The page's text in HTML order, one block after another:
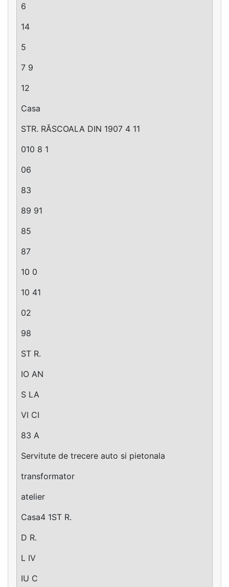
6
14
5
7 9
12
Casa
STR. RĂSCOALA DIN 1907 4 11
010 8 1
06
83
89 91
85
87
10 0
10 41
02
98
ST R.
IO AN
S LA
VI CI
83 A
Servitute de trecere auto si pietonala
transformator
atelier
Casa4 1ST R.
D R.
L IV
IU C